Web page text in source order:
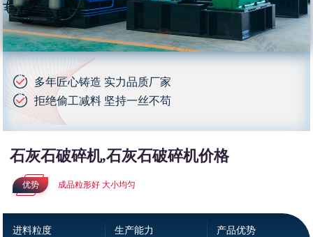
多年匠心铸造 实力品质厂家
拒绝偷工减料 坚持一丝不苟
石灰石破碎机,石灰石破碎机价格
优势 成品粒形好 大小均匀
进料粒度 生产能力 产品优势